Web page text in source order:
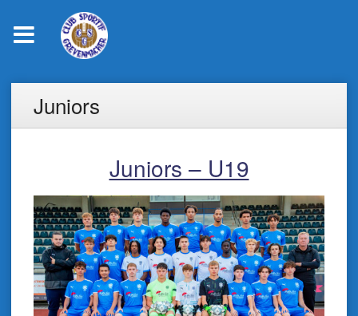
Juniors
Juniors – U19